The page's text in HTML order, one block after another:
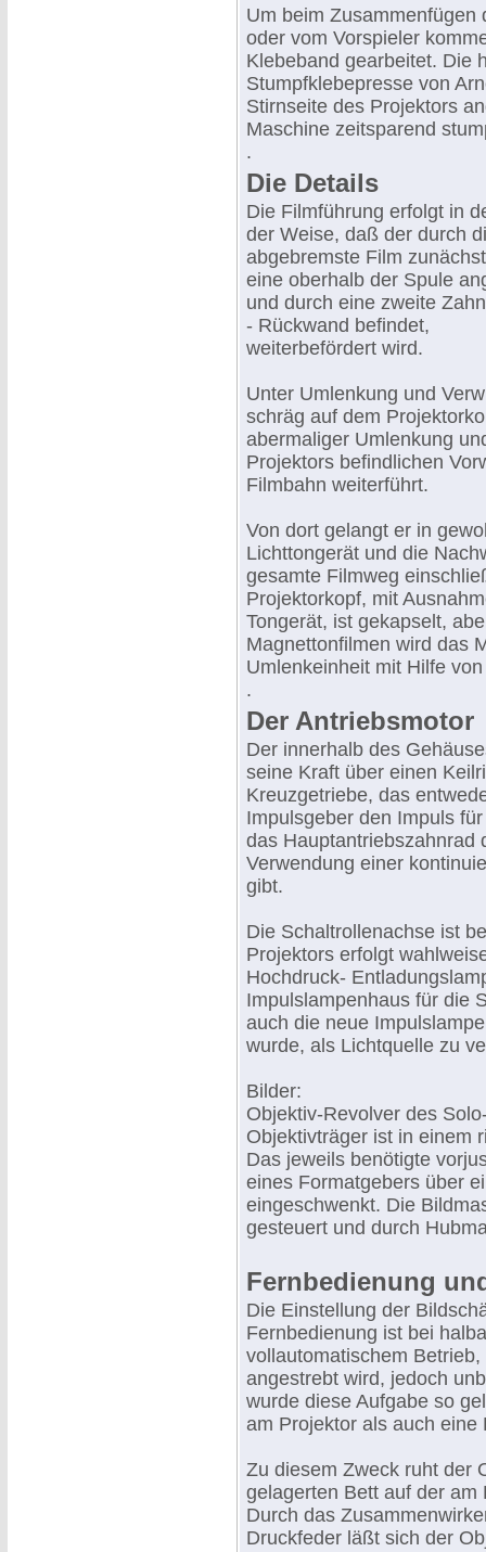
Um beim Zusammenfügen
oder vom Vorspieler
Klebeband gearbeitet. Die
Stumpfklebepresse von
Stirnseite des Projektors
Maschine zeitsparend
.
Die Details
Die Filmführung erfolgt in
der Weise, daß der durch
abgebremste Film
eine oberhalb der Spule
und durch eine zweite
- Rückwand befindet,
weiterbefördert wird.
Unter Umlenkung und
schräg auf dem
abermaliger Umlenkung
Projektors befindlichen
Filmbahn weiterführt.
Von dort gelangt er in
Lichttongerät und die
gesamte Filmweg
Projektorkopf, mit
Tongerät, ist gekapselt,
Magnettonfilmen wird das
Umlenkeinheit mit Hilfe
.
Der Antriebsmotor
Der innerhalb des
seine Kraft über einen
Kreuzgetriebe, das
Impulsgeber den Impuls
das Hauptantriebszahnrad
Verwendung einer
gibt.
Die Schaltrollenachse ist
Projektors erfolgt
Hochdruck-
Impulslampenhaus für die
auch die neue
wurde, als Lichtquelle zu
Bilder:
Objektiv-Revolver des
Objektivträger ist in einem
Das jeweils benötigte
eines Formatgebers über
eingeschwenkt. Die
gesteuert und durch
Fernbedienung
Die Einstellung der
Fernbedienung ist bei
vollautomatischem
angestrebt wird, jedoch
wurde diese Aufgabe so
am Projektor als auch
Zu diesem Zweck ruht der
gelagerten Bett auf der
Durch das
Druckfeder läßt sich der